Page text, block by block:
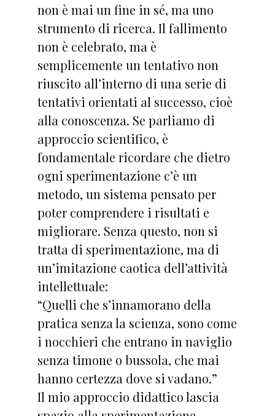
non è mai un fine in sé, ma uno
strumento di ricerca. Il fallimento
non è celebrato, ma è
semplicemente un tentativo non
riuscito all’interno di una serie di
tentativi orientati al successo, cioè
alla conoscenza. Se parliamo di
approccio scientifico, è
fondamentale ricordare che dietro
ogni sperimentazione c’è un
metodo, un sistema pensato per
poter comprendere i risultati e
migliorare. Senza questo, non si
tratta di sperimentazione, ma di
un’imitazione caotica dell’attività
intellettuale:
“Quelli che s’innamorano della
pratica senza la scienza, sono come
i nocchieri che entrano in naviglio
senza timone o bussola, che mai
hanno certezza dove si vadano.”
Il mio approccio didattico lascia